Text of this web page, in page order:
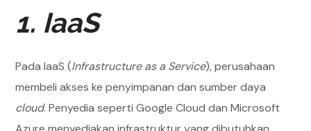
1. IaaS
Pada IaaS (Infrastructure as a Service), perusahaan
membeli akses ke penyimpanan dan sumber daya
cloud. Penyedia seperti Google Cloud dan Microsoft